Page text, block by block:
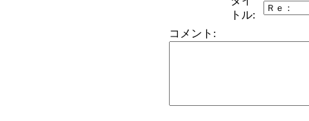
トル:
コメント: